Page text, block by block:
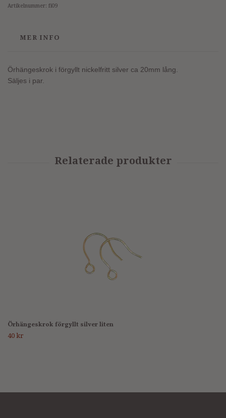
Artikelnummer: fi09
MER INFO
Örhängeskrok i förgyllt nickelfritt silver ca 20mm lång.
Säljes i par.
Örhängeskrok förgyllt silver liten
40 kr